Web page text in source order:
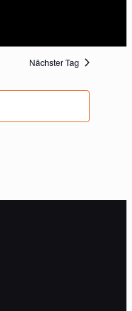
Nächster Tag